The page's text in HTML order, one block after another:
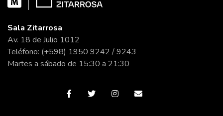
Sala Zitarrosa
Av. 18 de Julio 1012
Teléfono: (+598) 1950 9242 / 9243
Martes a sábado de 15:30 a 21:30